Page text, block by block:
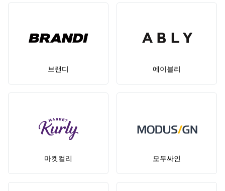
브랜디 에이블리
마켓컬리 모두싸인